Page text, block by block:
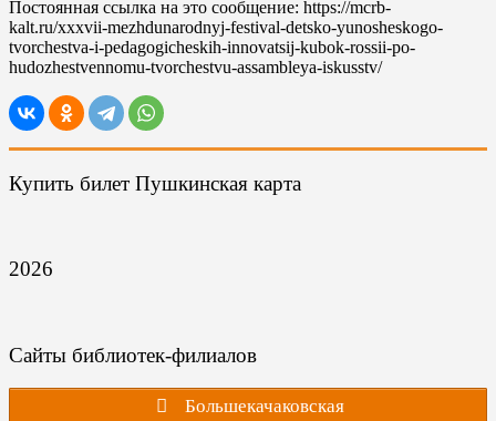
Постоянная ссылка на это сообщение: https://mcrb-
kalt.ru/xxxvii-mezhdunarodnyj-festival-detsko-yunosheskogo-
tvorchestva-i-pedagogicheskih-innovatsij-kubok-rossii-po-
hudozhestvennomu-tvorchestvu-assambleya-iskusstv/
Купить билет Пушкинская карта
2026
Сайты библиотек-филиалов
Большекачаковская